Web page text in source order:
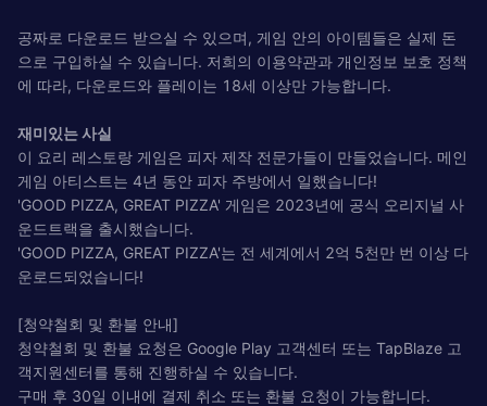
공짜로 다운로드 받으실 수 있으며, 게임 안의 아이템들은 실제 돈
으로 구입하실 수 있습니다. 저희의 이용약관과 개인정보 보호 정책
에 따라, 다운로드와 플레이는 18세 이상만 가능합니다.
재미있는 사실
이 요리 레스토랑 게임은 피자 제작 전문가들이 만들었습니다. 메인
게임 아티스트는 4년 동안 피자 주방에서 일했습니다!
'GOOD PIZZA, GREAT PIZZA' 게임은 2023년에 공식 오리지널 사
운드트랙을 출시했습니다.
'GOOD PIZZA, GREAT PIZZA'는 전 세계에서 2억 5천만 번 이상 다
운로드되었습니다!
[청약철회 및 환불 안내]
청약철회 및 환불 요청은 Google Play 고객센터 또는 TapBlaze 고
객지원센터를 통해 진행하실 수 있습니다.
구매 후 30일 이내에 결제 취소 또는 환불 요청이 가능합니다.